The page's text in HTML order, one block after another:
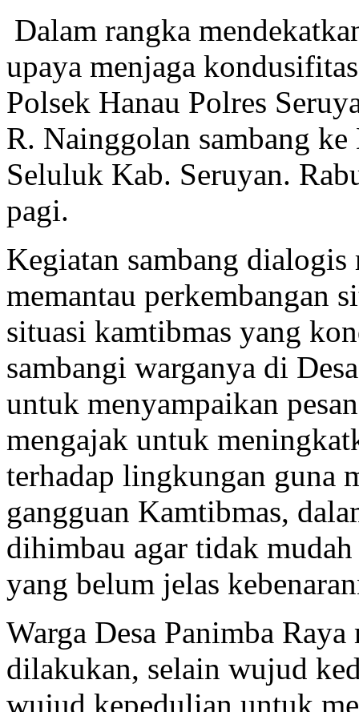
Dalam rangka
upaya menjaga
Polsek Hanau Polres
R. Nainggolan sambang
Seluluk Kab. Seruyan.
pagi.
Kegiatan sambang
memantau perkembangan
situasi kamtibmas yang
sambangi warganya di
untuk menyampaikan
mengajak untuk
terhadap lingkungan guna
gangguan Kamtibmas,
dihimbau agar tidak
yang belum jelas
Warga Desa Panimba
dilakukan, selain wujud
wujud kepedulian untuk